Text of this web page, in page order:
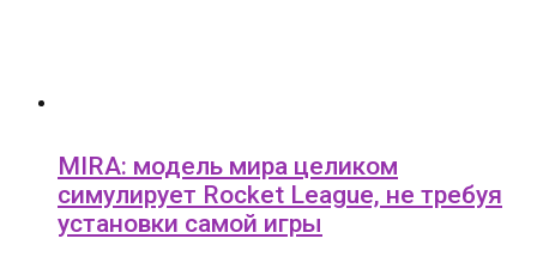
MIRA: модель мира целиком
симулирует Rocket League, не требуя
установки самой игры